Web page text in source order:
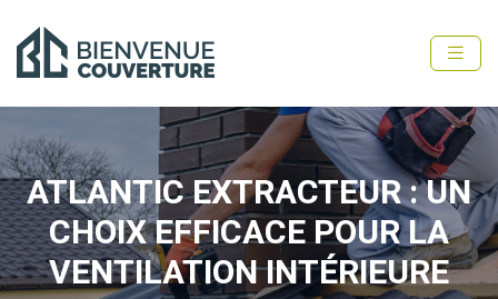
ATLANTIC EXTRACTEUR : UN
CHOIX EFFICACE POUR LA
VENTILATION INTÉRIEURE